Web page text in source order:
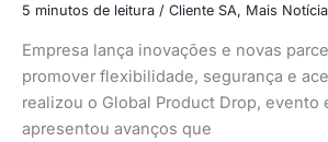
5 minutos de leitura / Cliente SA, Mais
Empresa lança inovações e novas
promover flexibilidade, segurança e
realizou o Global Product Drop, evento
apresentou avanços que